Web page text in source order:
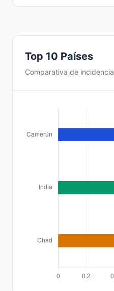
Top 10 Países
Comparativa de incidencia